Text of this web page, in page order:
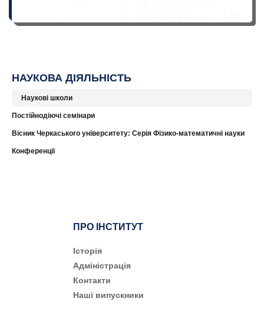
НАУКОВА ДІЯЛЬНІСТЬ
Наукові школи
Постійнодіючі семінари
Вісник Черкаського університету: Серія Фізико-математичні науки
Конференції
ПРО ІНСТИТУТ
Історія
Адміністрація
Контакти
Наші випускники